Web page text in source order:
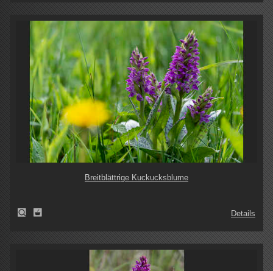
Breitblättrige Kuckucksblume
Details